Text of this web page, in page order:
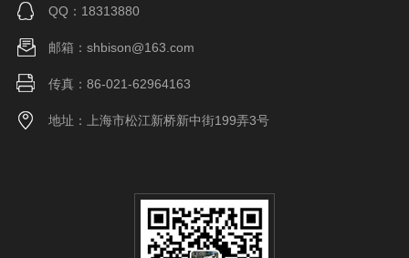
QQ：18313880
邮箱：shbison@163.com
传真：86-021-62964163
地址：上海市松江新桥新中街199弄3号